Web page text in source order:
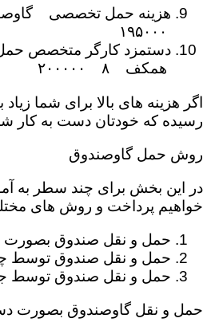
همکف ۸ ۲۰۰۰۰۰
اگر هزینه های بالا برای شما
رسیده که خودتان دست به کار
روش حمل گاوصندوق
در این بخش برای چند سطر به
خواهیم پرداخت و روش های
حمل و نقل صندوق
حمل و نقل صندوق توسط
حمل و نقل صندوق توسط
حمل و نقل گاوصندوق بصورت